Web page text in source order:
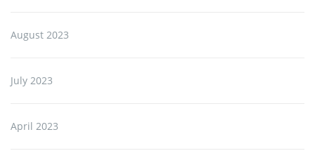
August 2023
July 2023
April 2023